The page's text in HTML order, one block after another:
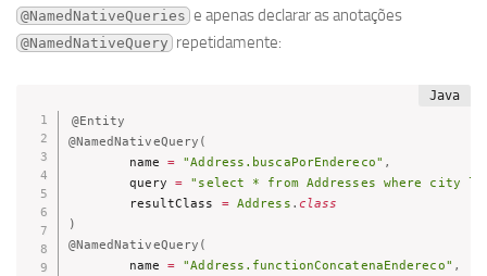
@NamedNativeQueries e apenas declarar as anotações
@NamedNativeQuery repetidamente:
@Entity
@NamedNativeQuery (
		name
= "Address.buscaPorEndereco" ,
		query
= "select * from Addresses where city
		resultClass
= Address . class
)
@NamedNativeQuery (
		name
= "Address.functionConcatenaEndereco" ,